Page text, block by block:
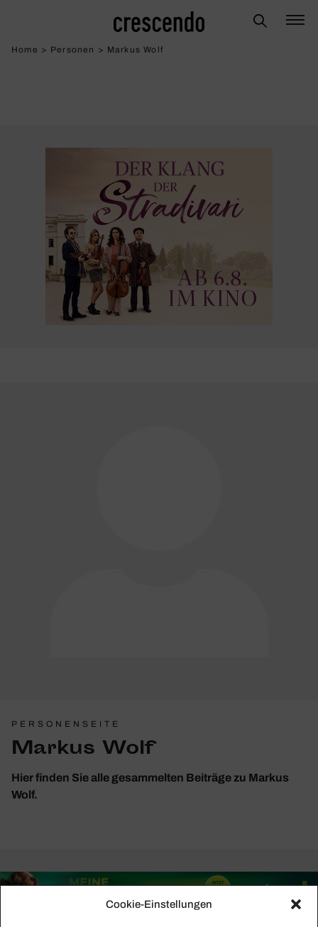
Cookie-Einstellungen
Home > Personen > Markus Wolf
PERSONENSEITE
Markus Wolf
Hier finden Sie alle gesammelten Beiträge zu Markus
Wolf.